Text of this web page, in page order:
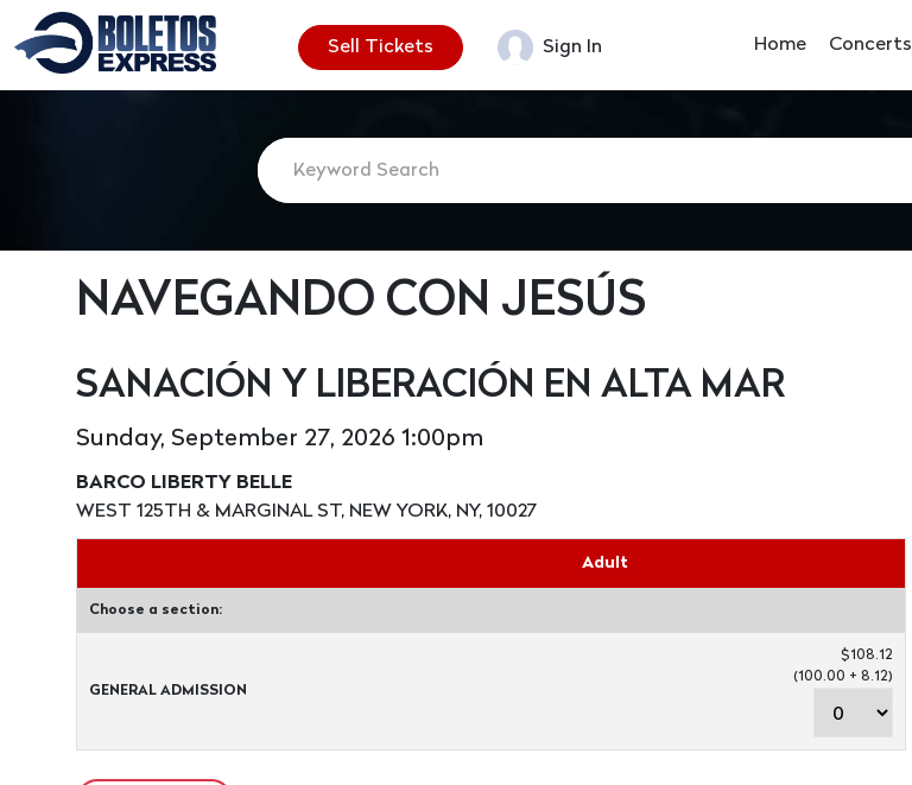
Sell Tickets Sign In Home Concerts
NAVEGANDO CON JESÚS
SANACIÓN Y LIBERACIÓN EN ALTA MAR
Sunday, September 27, 2026 1:00pm
BARCO LIBERTY BELLE
WEST 125TH & MARGINAL ST, NEW YORK, NY, 10027
Adult
Choose a section:
GENERAL ADMISSION
$108.12
(100.00 + 8.12)